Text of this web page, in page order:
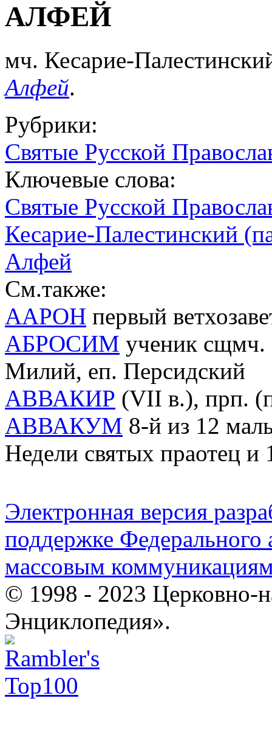
АЛФЕЙ
мч. Кесарие-
Алфей.
Рубрики:
Святые Русской
Ключевые слова:
Святые Русской
Кесарие-Палестинский
Алфей
См.также:
ААРОН первый
АБРОСИМ ученик сщмч.
Милий, еп. Персидский
АВВАКИР (VII в.), прп.
АВВАКУМ 8-й из 12
Недели святых праотец
Электронная версия
поддержке Федерального
массовым
© 1998 - 2023 Церковно-
Энциклопедия».